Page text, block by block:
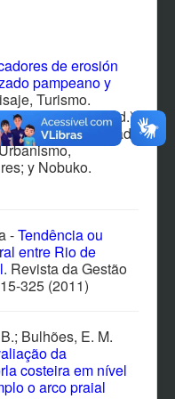
de erosión
pampeano y
Turismo.
R. Dadon, ed.).
(GEC), Facultad
y Nobuko.
-Tendência ou
entre Rio de
. Revista da Gestão
325 (2011)
Bulhões, E. M.
da
costeira em nível
o arco praial